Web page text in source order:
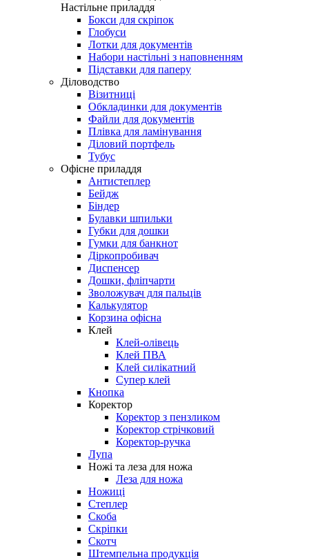
Настільне приладдя
Бокси для скріпок
Глобуси
Лотки для документів
Набори настільні з наповненням
Підставки для паперу
Діловодство
Візитниці
Обкладинки для документів
Файли для документів
Плівка для ламінування
Діловий портфель
Тубус
Офісне приладдя
Антистеплер
Бейдж
Біндер
Булавки шпильки
Губки для дошки
Гумки для банкнот
Діркопробивач
Диспенсер
Дошки, фліпчарти
Зволожувач для пальців
Калькулятор
Корзина офісна
Клей
Клей-олівець
Клей ПВА
Клей силікатний
Супер клей
Кнопка
Коректор
Коректор з пензликом
Коректор стрічковий
Коректор-ручка
Лупа
Ножі та леза для ножа
Леза для ножа
Ножиці
Степлер
Скоба
Скріпки
Скотч
Штемпельна продукція